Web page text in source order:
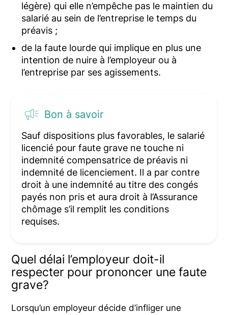
légère) qui elle n’empêche pas le maintien du
salarié au sein de l’entreprise le temps du
préavis ;
de la faute lourde qui implique en plus une
intention de nuire à l’employeur ou à
l’entreprise par ses agissements.
Bon à savoir
Sauf dispositions plus favorables, le salarié
licencié pour faute grave ne touche ni
indemnité compensatrice de préavis ni
indemnité de licenciement. Il a par contre
droit à une indemnité au titre des congés
payés non pris et aura droit à l’Assurance
chômage s’il remplit les conditions
requises.
Quel délai l’employeur doit-il
respecter pour prononcer une faute
grave?
Lorsqu’un employeur décide d’infliger une